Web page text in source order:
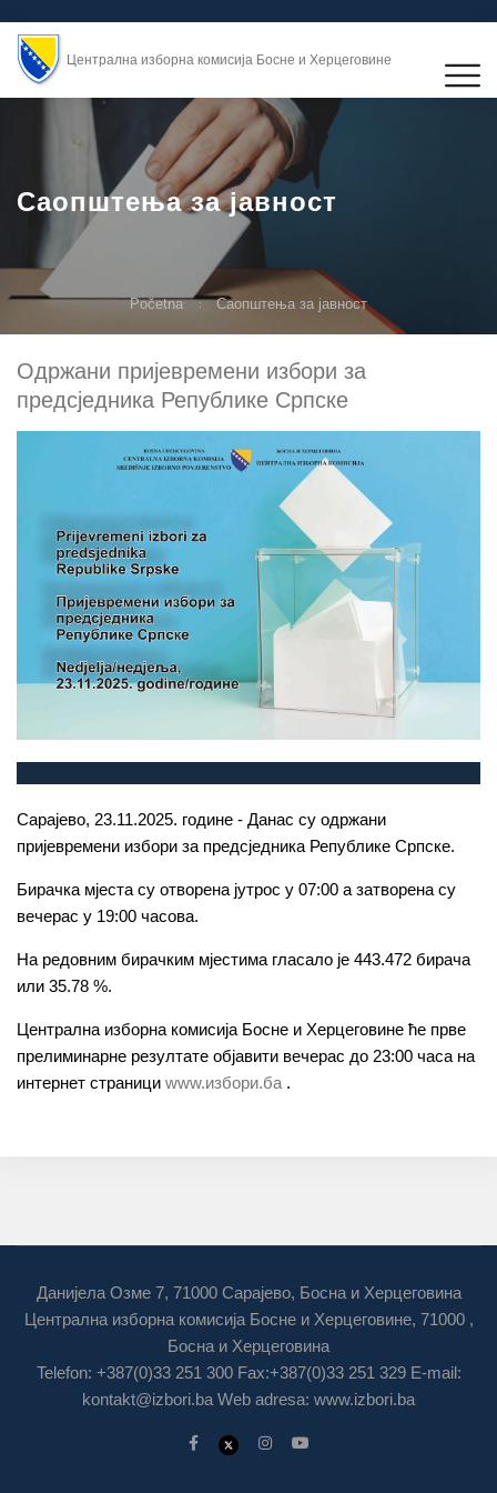
Централна изборна комисија Босне и Херцеговине
Саопштења за јавност
Početna Саопштења за јавност
Одржани пријевремени избори за
предсједника Републике Српске
Сарајево, 23.11.2025. године - Данас су одржани
пријевремени избори за предсједника Републике Српске.
Бирачка мјеста су отворена јутрос у 07:00 а затворена су
вечерас у 19:00 часова.
На редовним бирачким мјестима гласало је 443.472 бирача
или 35.78 %.
Централна изборна комисија Босне и Херцеговине ће прве
прелиминарне резултате објавити вечерас до 23:00 часа на
интернет страници www.избори.ба .
Данијела Озме 7, 71000 Сарајево, Босна и Херцеговина
Централна изборна комисија Босне и Херцеговине, 71000 ,
Босна и Херцеговина
Telefon: +387(0)33 251 300 Fax:+387(0)33 251 329 E-mail:
kontakt@izbori.ba Web adresa: www.izbori.ba